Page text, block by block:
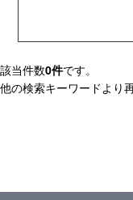
該当件数0件です。
他の検索キーワードより